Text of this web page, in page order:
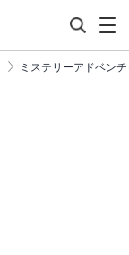
ミステリーアドベン